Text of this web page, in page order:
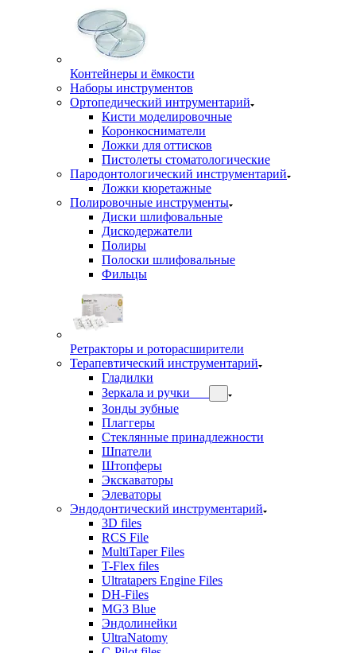
Контейнеры и ёмкости
Наборы инструментов
Ортопедический интрументарий
Кисти моделировочные
Коронкосниматели
Ложки для оттисков
Пистолеты стоматологические
Пародонтологический инструментарий
Ложки кюретажные
Полировочные инструменты
Диски шлифовальные
Дискодержатели
Полиры
Полоски шлифовальные
Фильцы
Ретракторы и роторасширители
Терапевтический инструментарий
Гладилки
Зеркала и ручки
Зонды зубные
Плаггеры
Стеклянные принадлежности
Шпатели
Штопферы
Экскаваторы
Элеваторы
Эндодонтический инструментарий
3D files
RCS File
MultiTaper Files
T-Flex files
Ultratapers Engine Files
DH-Files
MG3 Blue
Эндолинейки
UltraNatomy